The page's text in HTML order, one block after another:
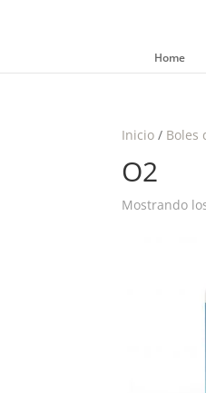
Home
Inicio / Boles
O2
Mostrando